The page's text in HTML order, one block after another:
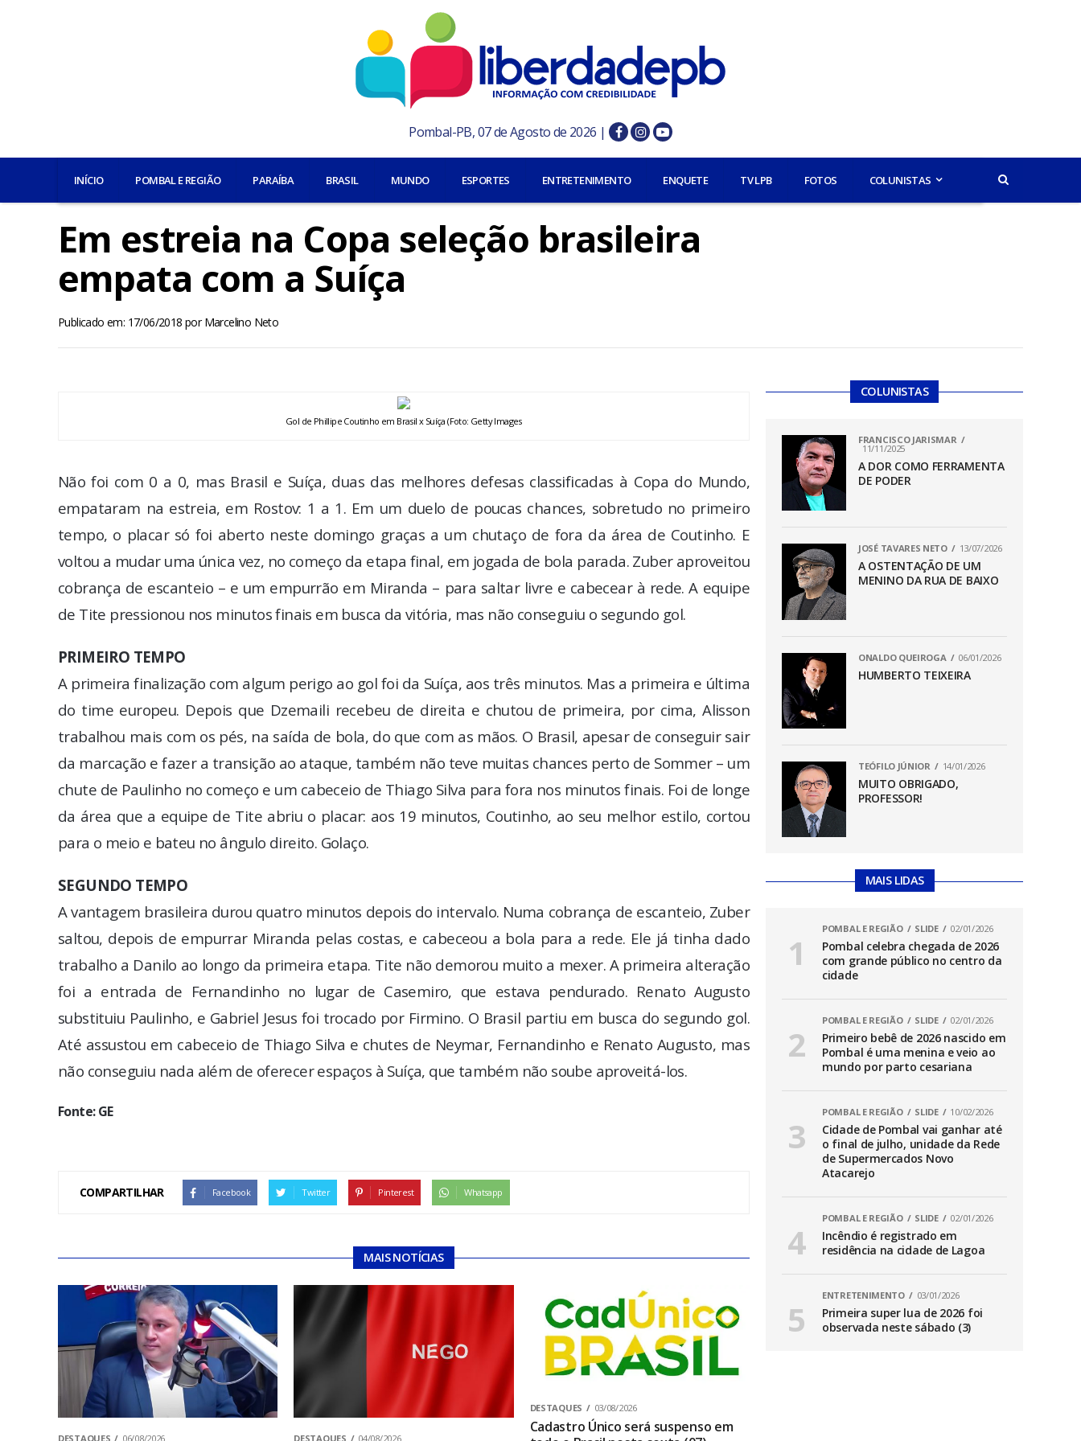
Pombal-PB, 07 de Agosto de 2026 |
INÍCIO POMBAL E REGIÃO PARAÍBA BRASIL MUNDO ESPORTES ENTRETENIMENTO ENQUETE TV LPB FOTOS COLUNISTAS
Em estreia na Copa seleção brasileira
empata com a Suíça
Publicado em: 17/06/2018 porMarcelino Neto
Gol de Phillipe Coutinho em Brasil x Suíça (Foto: Getty Images
Não foi com 0 a 0, mas Brasil e Suíça, duas das melhores defesas classificadas à Copa do Mundo,
empataram na estreia, em Rostov: 1 a 1. Em um duelo de poucas chances, sobretudo no primeiro
tempo, o placar só foi aberto neste domingo graças a um chutaço de fora da área de Coutinho. E
voltou a mudar uma única vez, no começo da etapa final, em jogada de bola parada. Zuber aproveitou
cobrança de escanteio – e um empurrão em Miranda – para saltar livre e cabecear à rede. A equipe
de Tite pressionou nos minutos finais em busca da vitória, mas não conseguiu o segundo gol.
PRIMEIRO TEMPO
A primeira finalização com algum perigo ao gol foi da Suíça, aos três minutos. Mas a primeira e última
do time europeu. Depois que Dzemaili recebeu de direita e chutou de primeira, por cima, Alisson
trabalhou mais com os pés, na saída de bola, do que com as mãos. O Brasil, apesar de conseguir sair
da marcação e fazer a transição ao ataque, também não teve muitas chances perto de Sommer – um
chute de Paulinho no começo e um cabeceio de Thiago Silva para fora nos minutos finais. Foi de longe
da área que a equipe de Tite abriu o placar: aos 19 minutos, Coutinho, ao seu melhor estilo, cortou
para o meio e bateu no ângulo direito. Golaço.
SEGUNDO TEMPO
A vantagem brasileira durou quatro minutos depois do intervalo. Numa cobrança de escanteio, Zuber
saltou, depois de empurrar Miranda pelas costas, e cabeceou a bola para a rede. Ele já tinha dado
trabalho a Danilo ao longo da primeira etapa. Tite não demorou muito a mexer. A primeira alteração
foi a entrada de Fernandinho no lugar de Casemiro, que estava pendurado. Renato Augusto
substituiu Paulinho, e Gabriel Jesus foi trocado por Firmino. O Brasil partiu em busca do segundo gol.
Até assustou em cabeceio de Thiago Silva e chutes de Neymar, Fernandinho e Renato Augusto, mas
não conseguiu nada além de oferecer espaços à Suíça, que também não soube aproveitá-los.
Fonte: GE
COMPARTILHAR Facebook Twitter Pinterest Whatsapp
MAIS NOTÍCIAS
DESTAQUES 06/08/2026 DESTAQUES 04/08/2026
DESTAQUES 03/08/2026
Cadastro Único será suspenso em
COLUNISTAS
FRANCISCO JARISMAR
11/11/2025
A DOR COMO FERRAMENTA
DE PODER
JOSÉ TAVARES NETO 13/07/2026
A OSTENTAÇÃO DE UM
MENINO DA RUA DE BAIXO
ONALDO QUEIROGA 06/01/2026
HUMBERTO TEIXEIRA
TEÓFILO JÚNIOR 14/01/2026
MUITO OBRIGADO,
PROFESSOR!
MAIS LIDAS
POMBAL E REGIÃO SLIDE 02/01/2026
Pombal celebra chegada de 2026
com grande público no centro da
cidade
POMBAL E REGIÃO SLIDE 02/01/2026
Primeiro bebê de 2026 nascido em
Pombal é uma menina e veio ao
mundo por parto cesariana
POMBAL E REGIÃO SLIDE 10/02/2026
Cidade de Pombal vai ganhar até
o final de julho, unidade da Rede
de Supermercados Novo
Atacarejo
POMBAL E REGIÃO SLIDE 02/01/2026
Incêndio é registrado em
residência na cidade de Lagoa
ENTRETENIMENTO 03/01/2026
Primeira super lua de 2026 foi
observada neste sábado (3)